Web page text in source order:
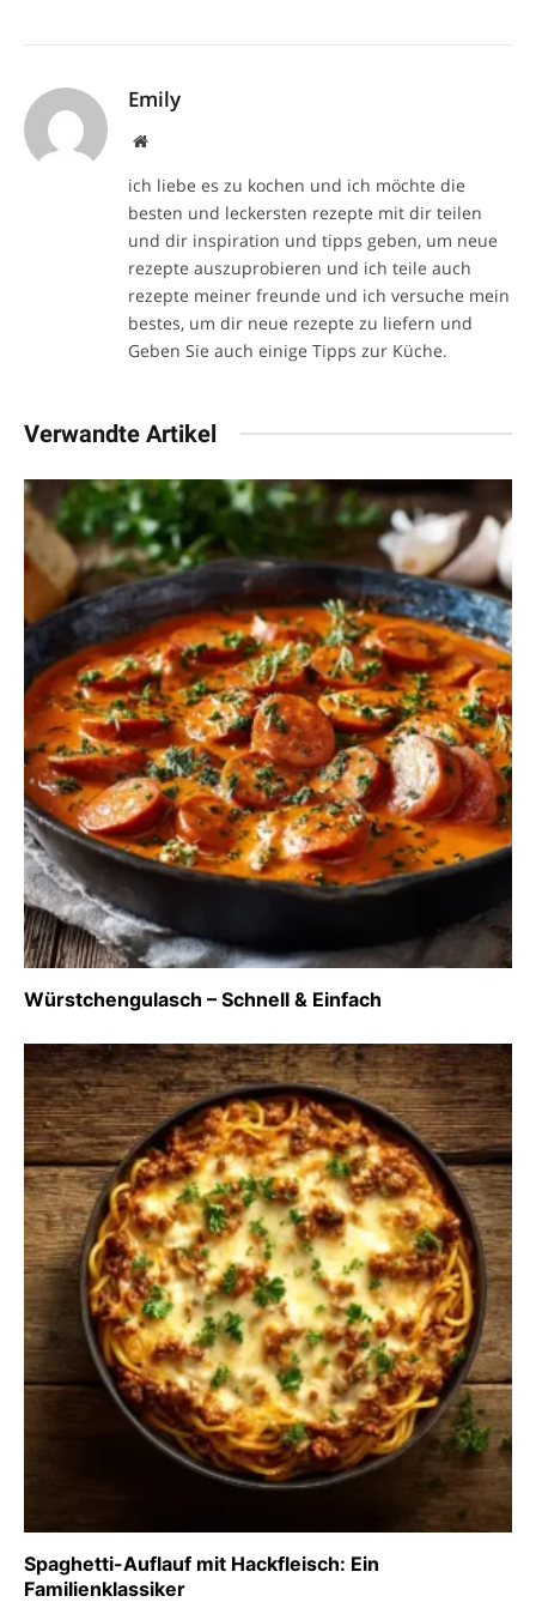
Emily
Website
ich liebe es zu kochen und ich möchte die
besten und leckersten rezepte mit dir teilen
und dir inspiration und tipps geben, um neue
rezepte auszuprobieren und ich teile auch
rezepte meiner freunde und ich versuche mein
bestes, um dir neue rezepte zu liefern und
Geben Sie auch einige Tipps zur Küche.
Verwandte Artikel
Würstchengulasch – Schnell & Einfach
Spaghetti-Auflauf mit Hackfleisch: Ein
Familienklassiker